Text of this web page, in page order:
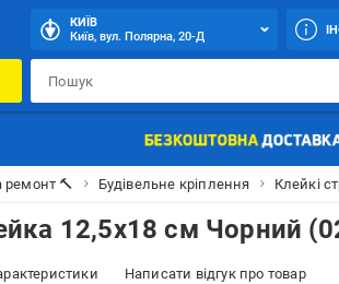
КИЇВ
Київ, вул. Полярна, 20-Д
ремонт 🔨 Будівельне кріплення Клейкі
12,5x18 см Чорний
Написати відгук про товар